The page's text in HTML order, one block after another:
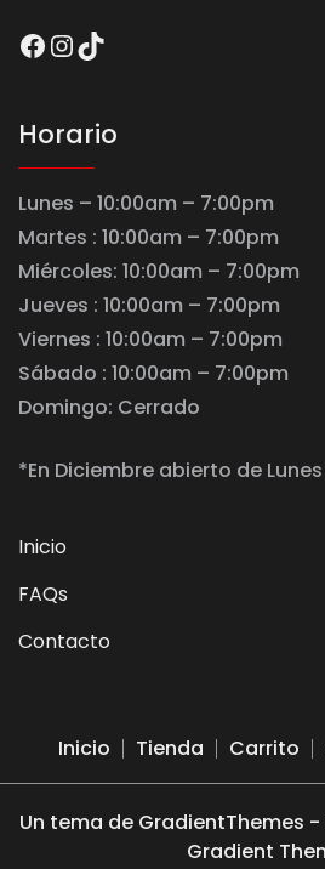
Facebook
Instagram
TikTok
Horario
Lunes – 10:00am – 7:00pm
Martes : 10:00am – 7:00pm
Miércoles: 10:00am – 7:00pm
Jueves : 10:00am – 7:00pm
Viernes : 10:00am – 7:00pm
Sábado : 10:00am – 7:00pm
Domingo: Cerrado
*En Diciembre abierto de
Inicio
FAQs
Contacto
Inicio Tienda Carrito
Un tema de GradientThemes
Gradient